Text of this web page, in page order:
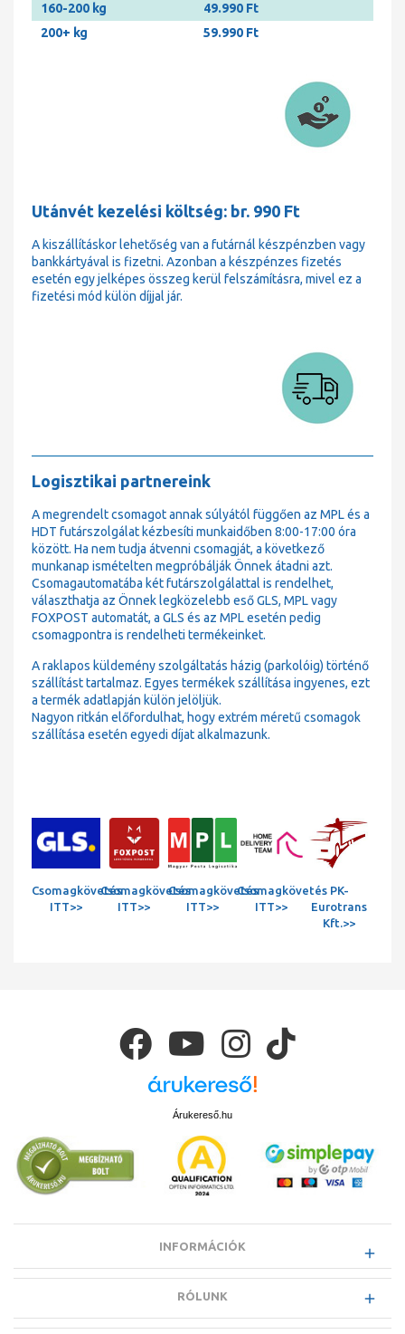
160-200 kg
49.990 Ft
200+ kg
59.990 Ft
Utánvét kezelési költség: br. 990 Ft
A kiszállításkor lehetőség van a futárnál készpénzben vagy
bankkártyával is fizetni. Azonban a készpénzes fizetés
esetén egy jelképes összeg kerül felszámításra, mivel ez a
fizetési mód külön díjjal jár.
Logisztikai partnereink
A megrendelt csomagot annak súlyától függően az MPL és a
HDT futárszolgálat kézbesíti munkaidőben 8:00-17:00 óra
között. Ha nem tudja átvenni csomagját, a következő
munkanap ismételten megpróbálják Önnek átadni azt.
Csomagautomatába két futárszolgálattal is rendelhet,
választhatja az Önnek legközelebb eső GLS, MPL vagy
FOXPOST automatát, a GLS és az MPL esetén pedig
csomagpontra is rendelheti termékeinket.
A raklapos küldemény szolgáltatás házig (parkolóig) történő
szállítást tartalmaz. Egyes termékek szállítása ingyenes, ezt
a termék adatlapján külön jelöljük.
Nagyon ritkán előfordulhat, hogy extrém méretű csomagok
szállítása esetén egyedi díjat alkalmazunk.
Csomagkövetés
ITT>>
Csomagkövetés
ITT>>
Csomagkövetés
ITT>>
Csomagkövetés
ITT>>
PK-
Eurotrans
Kft.>>
Árukereső.hu
INFORMÁCIÓK
RÓLUNK